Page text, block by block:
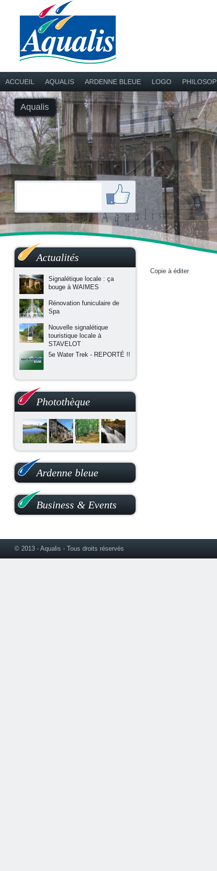
ACCUEIL AQUALIS ARDENNE BLEUE LOGO
Aqualis
Copie à éditer
Actualités
Signalétique locale : ça
bouge à WAIMES
Rénovation funiculaire de
Spa
Nouvelle signalétique
touristique locale à
STAVELOT
5e Water Trek - REPORTÉ !!
Photothèque
Ardenne bleue
Business & Events
© 2013 - Aqualis - Tous droits réservés